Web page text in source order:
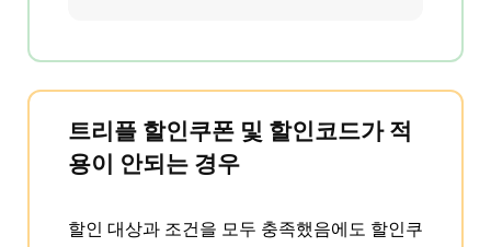
트리플 할인쿠폰 및 할인코드가 적
용이 안되는 경우
할인 대상과 조건을 모두 충족했음에도 할인쿠